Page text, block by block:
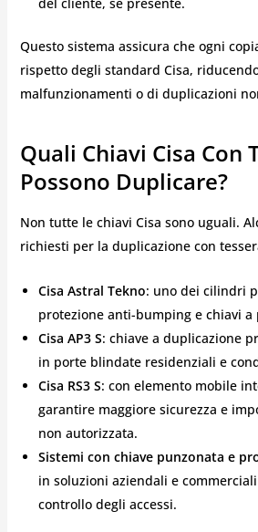
Questo sistema assicura che ogni
rispetto degli standard Cisa,
malfunzionamenti o di duplicazioni
Quali Chiavi Cisa Con
Possono Duplicare?
Non tutte le chiavi Cisa sono uguali.
richiesti per la duplicazione con
Cisa Astral Tekno: uno dei cilindri
protezione anti-bumping e chiavi
Cisa AP3 S: chiave a duplicazione
in porte blindate residenziali e
Cisa RS3 S: con elemento mobile
garantire maggiore sicurezza e
non autorizzata.
Sistemi con chiave punzonata e
in soluzioni aziendali e
controllo degli accessi.